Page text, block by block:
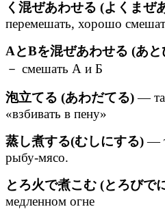
く混ぜあわせる (よくまぜ
перемешать, хорошо
AとBを混ぜあわせる (あと
－ смешать А и Б
泡立てる (あわだてる)—
«взбивать в пену»
蒸し煮する(むしにする)—
рыбу-мясо.
とろ火で煮こむ (とろびで
медленном огне